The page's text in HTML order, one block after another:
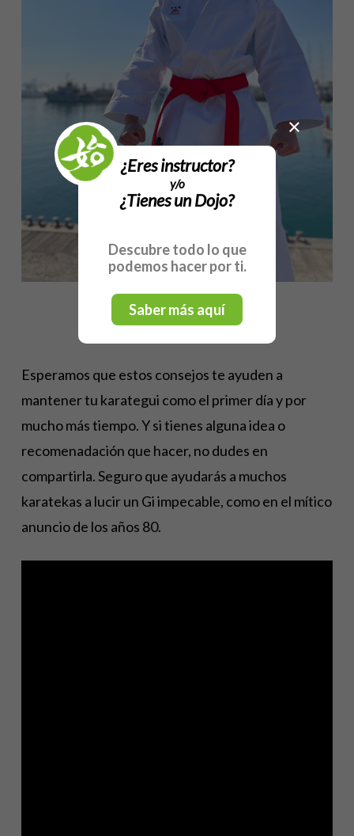
Esperamos que estos consejos te ayuden a
mantener tu karategui como el primer día y por
mucho más tiempo. Y si tienes alguna idea o
recomenadación que hacer, no dudes en
compartirla. Seguro que ayudarás a muchos
karatekas a lucir un Gi impecable, como en el mítico
anuncio de los años 80.
×
¿Eres instructor?
y/o
¿Tienes un Dojo?
Descubre todo lo que
podemos hacer por ti.
Saber más aquí